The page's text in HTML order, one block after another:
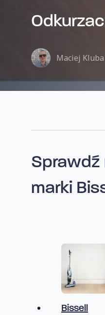
Maciej Kluba
Sprawdź
marki
Bissell